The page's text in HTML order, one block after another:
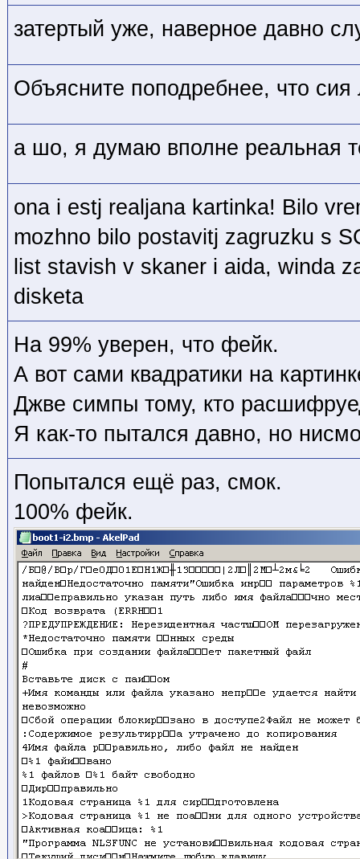
затертый уже, наверное давно
Объясните поподребнее, что сия
а шо, я думаю вполне реальная
ona i estj realjana kartinka! Bilo
mozhno bilo postavitj zagruzku s
list stavish v skaner i aida, winda
disketa
На 99% уверен, что фейк.
А вот сами квадратики на
Джве симпы тому, кто
Я как-то пытался давно, но
Попытался ещё раз, смок.
100% фейк.